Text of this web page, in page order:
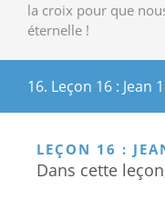
la croix pour que
éternelle !
16. Leçon 16 : Jean
LEÇON 16 :
Dans cette